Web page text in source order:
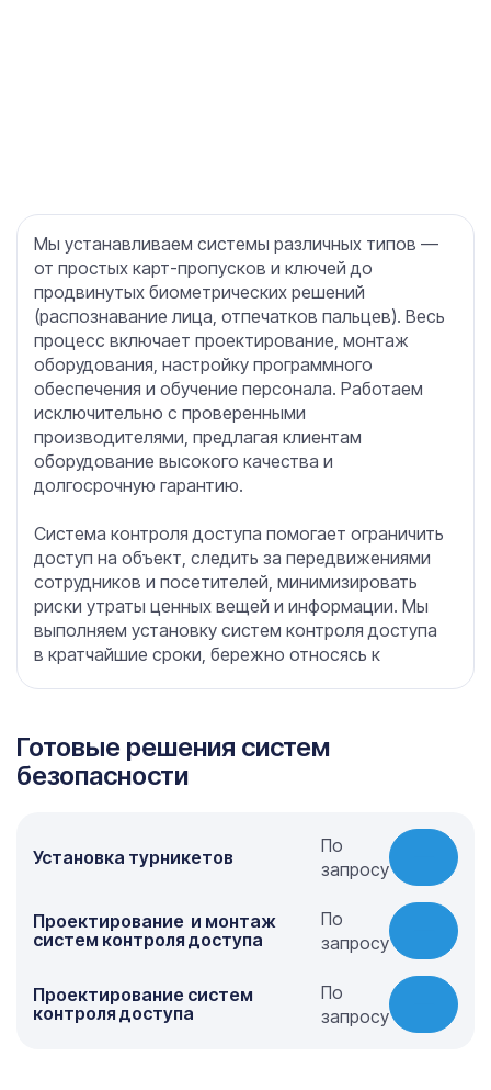
Мы устанавливаем системы различных типов —
от простых карт-пропусков и ключей до
продвинутых биометрических решений
(распознавание лица, отпечатков пальцев). Весь
процесс включает проектирование, монтаж
оборудования, настройку программного
обеспечения и обучение персонала. Работаем
исключительно с проверенными
производителями, предлагая клиентам
оборудование высокого качества и
долгосрочную гарантию.
Система контроля доступа помогает ограничить
доступ на объект, следить за передвижениями
сотрудников и посетителей, минимизировать
риски утраты ценных вещей и информации. Мы
выполняем установку систем контроля доступа
в кратчайшие сроки, бережно относясь к
Будьте уверены в безопасности своего объекта
Готовые решения систем
безопасности
Установка турникетов
По
запросу
Проектирование и монтаж
систем контроля доступа
По
запросу
Проектирование систем
контроля доступа
По
запросу